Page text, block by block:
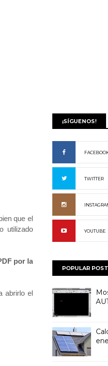
que el
utilizado
por la
abrirlo el
¡SÍGUENOS!
TWITTER
YOUTUBE
POPULAR